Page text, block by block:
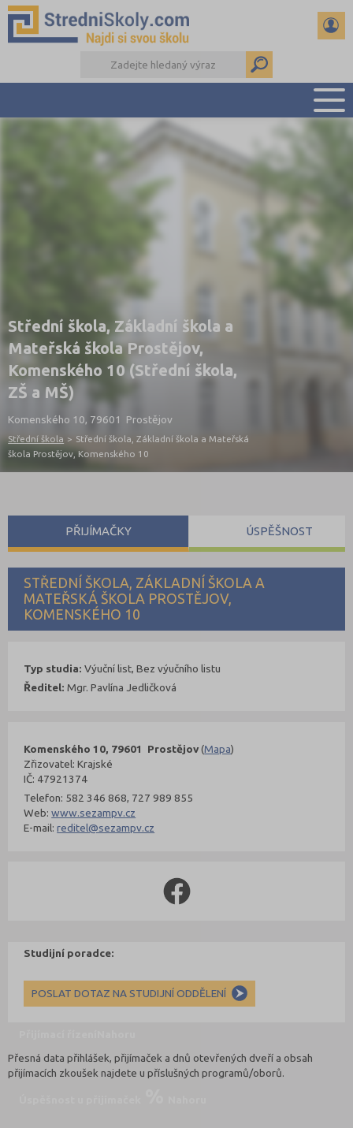
PŘEHLED ŠKOL
PŘÍPRAVA NA PŘIJÍMAČKY
DŮLEŽITÉ TERMÍNY
REFERÁTY A SEMINÁRKY
DALŠÍ DRUHY ŠKOL
Střední škola, Základní škola a
Mateřská škola Prostějov,
Komenského 10 (Střední škola,
ZŠ a MŠ)
Komenského 10, 79601 Prostějov
Střední škola > Střední škola, Základní škola a Mateřská
škola Prostějov, Komenského 10
STŘEDNÍ ŠKOLA, ZÁKLADNÍ ŠKOLA A
MATEŘSKÁ ŠKOLA PROSTĚJOV,
KOMENSKÉHO 10
Komenského 10, 79601 Prostějov(Mapa)
Zřizovatel: Krajské
IČ: 47921374
Telefon: 582 346 868, 727 989 855
Web:www.sezampv.cz
E-mail:reditel@sezampv.cz
Typ studia: Výuční list, Bez výučního listu
Ředitel: Mgr. Pavlína Jedličková
Studijní poradce:
POSLAT DOTAZ NA STUDIJNÍ ODDĚLENÍ
PŘIJÍMAČKY ÚSPĚŠNOST
Přesná data přihlášek, přijímaček a dnů otevřených dveří a obsah
přijímacích zkoušek najdete u příslušných programů/oborů.